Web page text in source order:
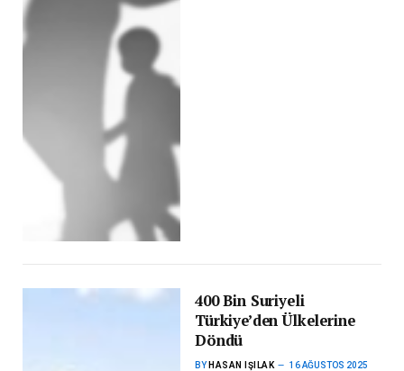
400 Bin Suriyeli
Türkiye’den Ülkelerine
Döndü
BY HASAN IŞILAK 16 AĞUSTOS 2025